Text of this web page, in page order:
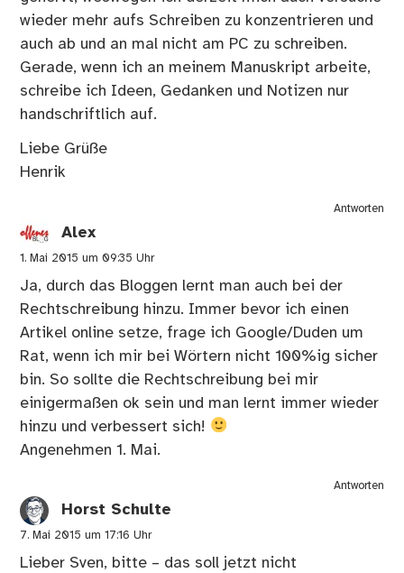
wieder mehr aufs Schreiben zu konzentrieren und
auch ab und an mal nicht am PC zu schreiben.
Gerade, wenn ich an meinem Manuskript arbeite,
schreibe ich Ideen, Gedanken und Notizen nur
handschriftlich auf.
Liebe Grüße
Henrik
Antworten
Alex
1. Mai 2015 um 09:35 Uhr
Ja, durch das Bloggen lernt man auch bei der
Rechtschreibung hinzu. Immer bevor ich einen
Artikel online setze, frage ich Google/Duden um
Rat, wenn ich mir bei Wörtern nicht 100%ig sicher
bin. So sollte die Rechtschreibung bei mir
einigermaßen ok sein und man lernt immer wieder
hinzu und verbessert sich!
Angenehmen 1. Mai.
Antworten
Horst Schulte
7. Mai 2015 um 17:16 Uhr
Lieber Sven, bitte – das soll jetzt nicht